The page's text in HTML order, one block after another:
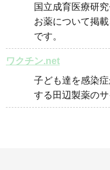
国立成育医療研
お薬について掲
です。
ワクチン.net
子ども達を感染
する田辺製薬のサ